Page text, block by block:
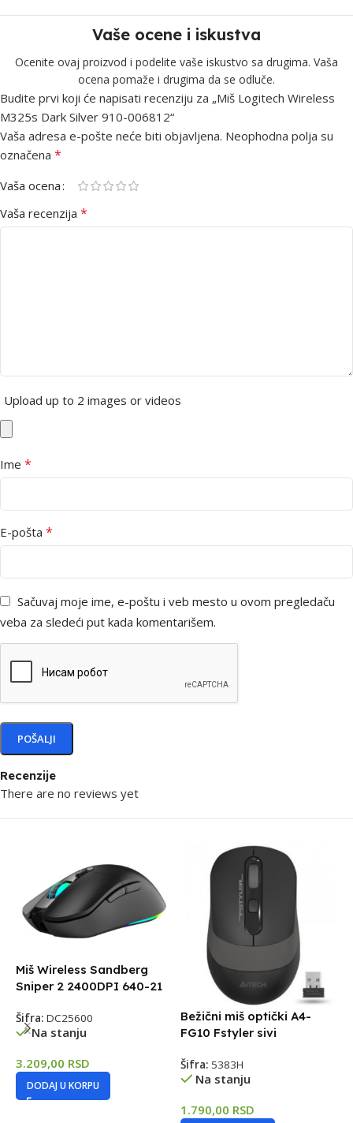
Vaše ocene i iskustva
Ocenite ovaj proizvod i podelite vaše iskustvo sa drugima. Vaša
ocena pomaže i drugima da se odluče.
Recenzije
There are no reviews yet
Budite prvi koji će napisati recenziju za „Miš Logitech Wireless
M325s Dark Silver 910-006812“
Vaša adresa e-pošte neće biti objavljena. Neophodna polja su
označena *
Vaša ocena
Vaša recenzija *
Upload up to 2 images or videos
Ime *
E-pošta *
Sačuvaj moje ime, e-poštu i veb mesto u ovom pregledaču
veba za sledeći put kada komentarišem.
Miš Wireless Sandberg
Sniper 2 2400DPI 640-21
Šifra: DC25600
Na stanju
3.209,00 RSD
DODAJ U KORPU
Bežični miš optički A4-
FG10 Fstyler sivi
Šifra: 5383H
Na stanju
1.790,00 RSD